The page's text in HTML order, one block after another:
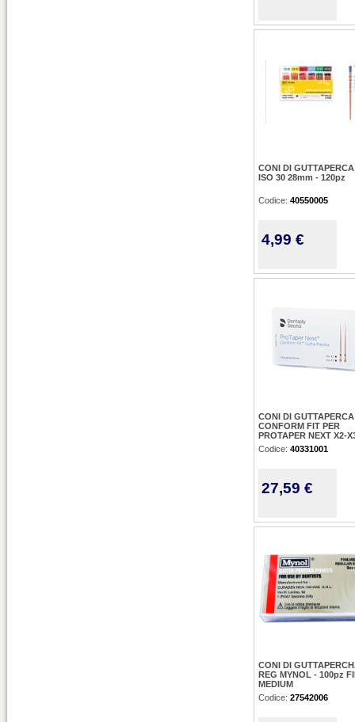
CONI DI
ISO 30 28mm - 120pz
Codice: 40550005
4,99 €
CONI DI GUTTAPERCA
CONFORM FIT PER
PROTAPER NEXT X2-
Codice: 40331001
27,59 €
CONI DI
REG MYNOL - 100pz
MEDIUM
Codice: 27542006